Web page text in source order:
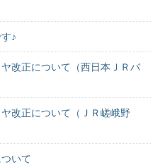
♪
ヤ改正について（西日本ＪＲバ
ヤ改正について（ＪＲ嵯峨野
いて